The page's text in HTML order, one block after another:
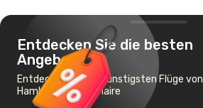
Entdecken Sie die besten
Angebote
Entdecken Sie die günstigsten Flüge von
Hamburg nach Bonaire